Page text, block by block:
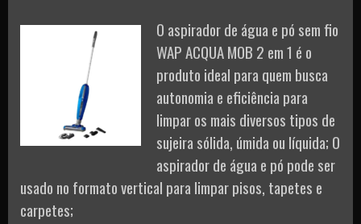
O aspirador de água e pó sem fio
WAP ACQUA MOB 2 em 1 é o
produto ideal para quem busca
autonomia e eficiência para
limpar os mais diversos tipos de
sujeira sólida, úmida ou líquida; O
aspirador de água e pó pode ser
usado no formato vertical para limpar pisos, tapetes e
carpetes;